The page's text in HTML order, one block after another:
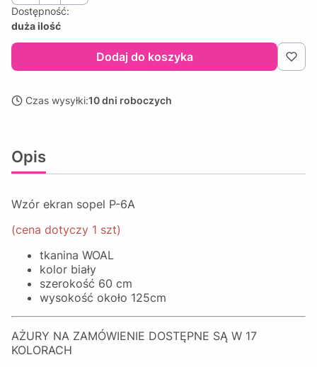
Dostępność:
duża ilość
Dodaj do koszyka
Czas wysyłki:10 dni roboczych
Opis
Wzór ekran sopel P-6A
(cena dotyczy 1 szt)
tkanina WOAL
kolor biały
szerokość 60 cm
wysokość około 125cm
AŻURY NA ZAMÓWIENIE DOSTĘPNE SĄ W 17
KOLORACH